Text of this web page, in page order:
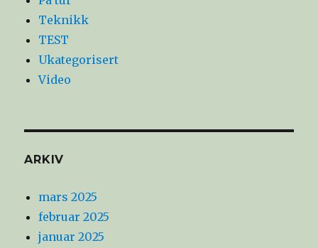
Teknikk
TEST
Ukategorisert
Video
ARKIV
mars 2025
februar 2025
januar 2025